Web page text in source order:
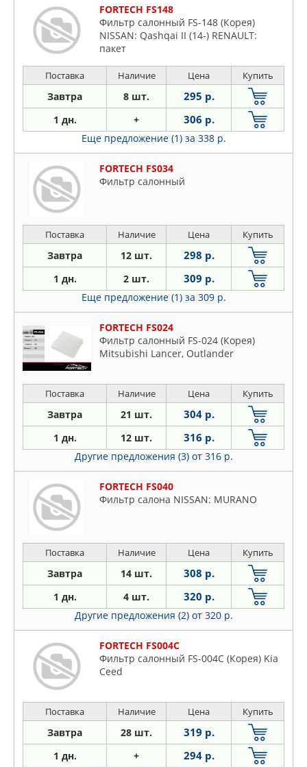
FORTECH FS148
Фильтр салонный FS-148 (Корея)
NISSAN: Qashqai II (14-) RENAULT:
пакет
Поставка Наличие Цена Купить
Завтра 8 шт. 295 р.
1 дн. + 306 р.
Еще предложение (1) за 338 р.
FORTECH FS034
Фильтр салонный
Поставка Наличие Цена Купить
Завтра 12 шт. 298 р.
1 дн. 2 шт. 309 р.
Еще предложение (1) за 309 р.
FORTECH FS024
Фильтр салонный FS-024 (Корея)
Mitsubishi Lancer, Outlander
Поставка Наличие Цена Купить
Завтра 21 шт. 304 р.
1 дн. 12 шт. 316 р.
Другие предложения (3) от 316 р.
FORTECH FS040
Фильтр салона NISSAN: MURANO
Поставка Наличие Цена Купить
Завтра 14 шт. 308 р.
1 дн. 4 шт. 320 р.
Другие предложения (2) от 320 р.
FORTECH FS004C
Фильтр салонный FS-004C (Корея) Kia
Ceed
Поставка Наличие Цена Купить
Завтра 28 шт. 319 р.
1 дн. + 294 р.